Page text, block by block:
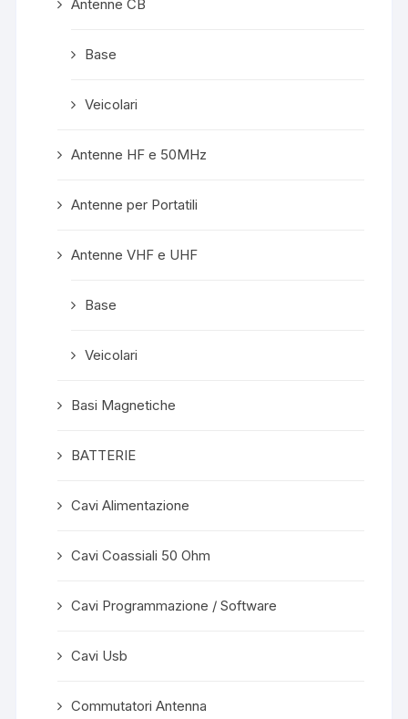
Antenne CB
Base
Veicolari
Antenne HF e 50MHz
Antenne per Portatili
Antenne VHF e UHF
Base
Veicolari
Basi Magnetiche
BATTERIE
Cavi Alimentazione
Cavi Coassiali 50 Ohm
Cavi Programmazione / Software
Cavi Usb
Commutatori Antenna